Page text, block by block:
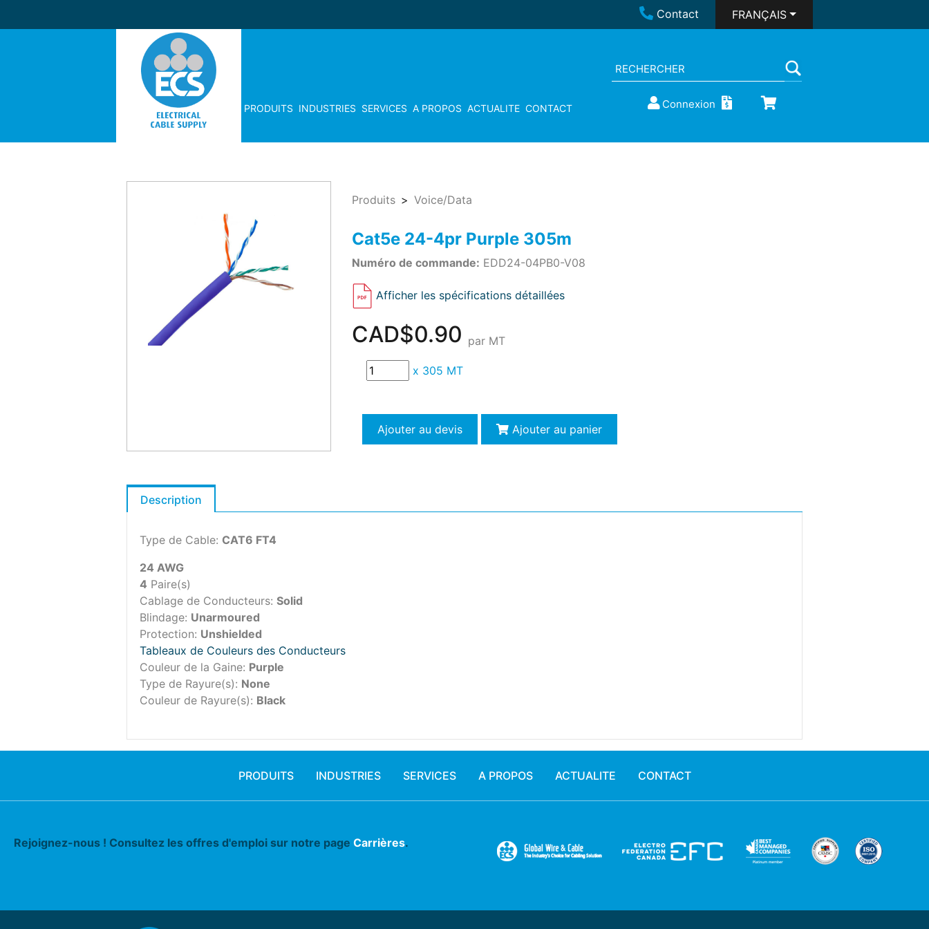
Contact FRANÇAIS
PRODUITS INDUSTRIES SERVICES A PROPOS ACTUALITE CONTACT Connexion
Produits Voice/Data
Cat5e 24-4pr Purple 305m
Numéro de commande: EDD24-04PB0-V08
Afficher les spécifications détaillées
CAD$0.90 par MT
x 305 MT
Ajouter au devis Ajouter au panier
Description
Type de Cable: CAT6 FT4
24 AWG
4 Paire(s)
Cablage de Conducteurs: Solid
Blindage: Unarmoured
Protection: Unshielded
Tableaux de Couleurs des Conducteurs
Couleur de la Gaine: Purple
Type de Rayure(s): None
Couleur de Rayure(s): Black
PRODUITS INDUSTRIES SERVICES A PROPOS ACTUALITE CONTACT
Rejoignez-nous ! Consultez les offres d'emploi sur notre page Carrières.